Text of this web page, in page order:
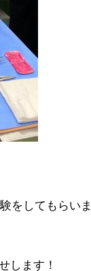
をしてもらい
します！